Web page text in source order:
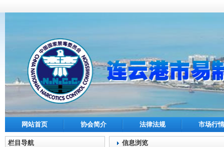
网站首页 协会简介 法律法规 市场行情
栏目导航 信息浏览